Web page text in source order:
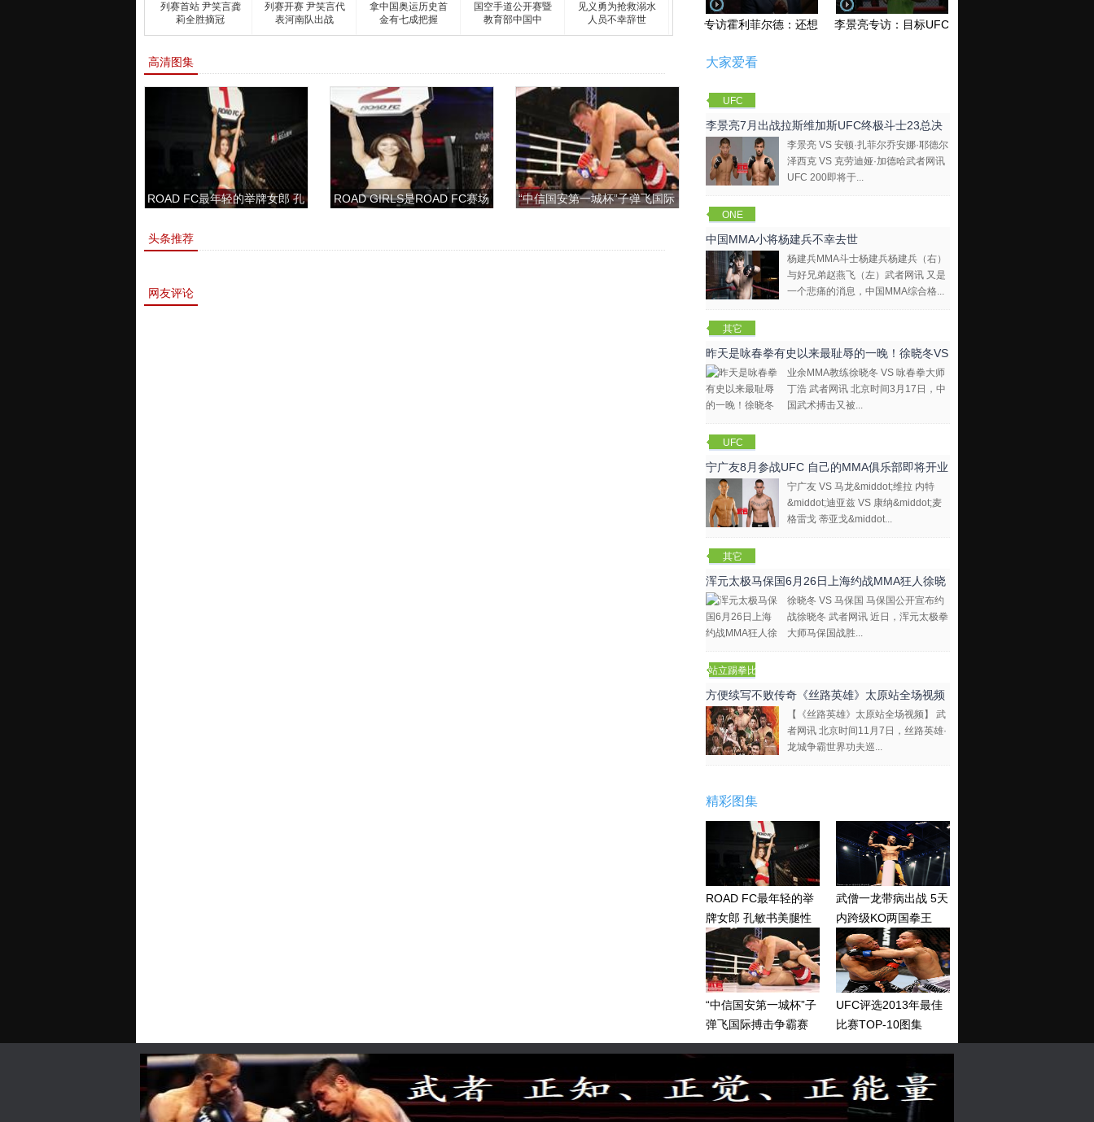
列赛首站 尹笑言龚
莉全胜摘冠
列赛开赛 尹笑言代
表河南队出战
拿中国奥运历史首
金有七成把握
国空手道公开赛暨
教育部中国中
见义勇为抢救溺水
人员不幸辞世
高清图集
ROAD FC最年轻的举牌女郎 孔
ROAD GIRLS是ROAD FC赛场
“中信国安第一城杯”子弹飞国际
头条推荐
网友评论
专访霍利菲尔德：还想再和泰森干一架！李景亮专访：目标UFC金腰带 不做打酱油
大家爱看
UFC
李景亮7月出战拉斯维加斯UFC终极斗士23总决
李景亮 VS 安顿·扎菲尔乔安娜·耶德尔
泽西克 VS 克劳迪娅·加德哈武者网讯
UFC 200即将于...
ONE
Champions
hip
中国MMA小将杨建兵不幸去世
杨建兵MMA斗士杨建兵杨建兵（右）
与好兄弟赵燕飞（左）武者网讯 又是
一个悲痛的消息，中国MMA综合格...
其它
昨天是咏春拳有史以来最耻辱的一晚！徐晓冬VS
咏春拳大师
业余MMA教练徐晓冬 VS 咏春拳大师
丁浩 武者网讯 北京时间3月17日，中
国武术搏击又被...
UFC
宁广友8月参战UFC 自己的MMA俱乐部即将开业
宁广友 VS 马龙&middot;维拉 内特
&middot;迪亚兹 VS 康纳&middot;麦
格雷戈 蒂亚戈&middot...
其它
浑元太极马保国6月26日上海约战MMA狂人徐晓
冬
徐晓冬 VS 马保国 马保国公开宣布约
战徐晓冬 武者网讯 近日，浑元太极拳
大师马保国战胜...
站立踢拳比
赛视频
方便续写不败传奇《丝路英雄》太原站全场视频
【《丝路英雄》太原站全场视频】 武
者网讯 北京时间11月7日，丝路英雄·
龙城争霸世界功夫巡...
精彩图集
ROAD FC最年轻的举
牌女郎 孔敏书美腿性
感眼神清纯
武僧一龙带病出战 5天
内跨级KO两国拳王
“中信国安第一城杯”子
弹飞国际搏击争霸赛
UFC评选2013年最佳
比赛TOP-10图集